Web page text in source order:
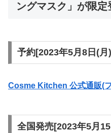
ングマスク」が限
予約[2023年5月8日(月
Cosme Kitchen 公式通販(
全国発売[2023年5月